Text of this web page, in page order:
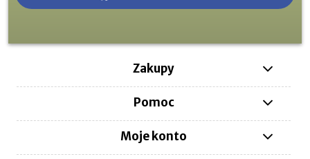
Zakupy
Pomoc
Moje konto